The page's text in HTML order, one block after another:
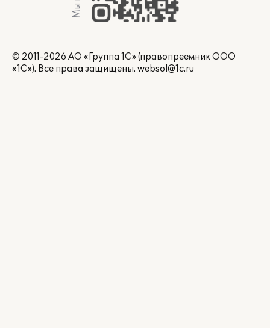
© 2011-2026 АО «Группа 1С» (правопреемник ООО
«1С»). Все права защищены. websol@1c.ru